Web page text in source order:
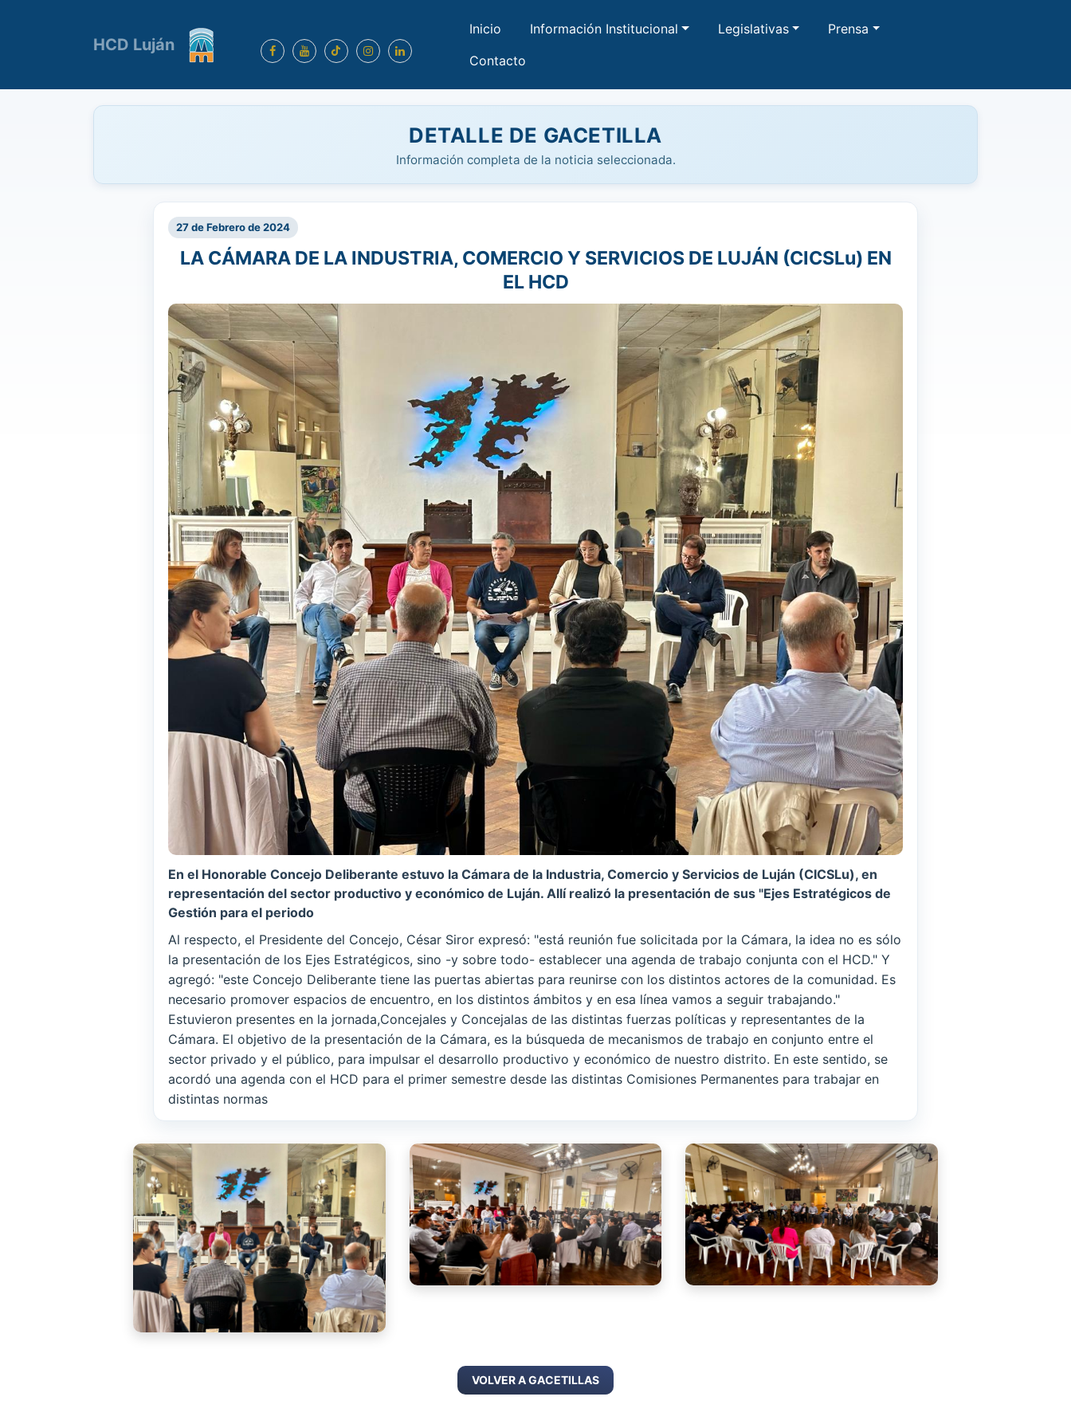
HCD Luján
Inicio Información Institucional Legislativas
Prensa
Contacto
DETALLE DE GACETILLA
Información completa de la noticia seleccionada.
27 de Febrero de 2024
LA CÁMARA DE LA INDUSTRIA, COMERCIO Y SERVICIOS DE LUJÁN (CICSLu) EN
EL HCD
En el Honorable Concejo Deliberante estuvo la Cámara de la Industria, Comercio y Servicios de Luján (CICSLu), en
representación del sector productivo y económico de Luján. Allí realizó la presentación de sus "Ejes Estratégicos de
Gestión para el periodo
Al respecto, el Presidente del Concejo, César Siror expresó: "está reunión fue solicitada por la Cámara, la idea no es sólo
la presentación de los Ejes Estratégicos, sino -y sobre todo- establecer una agenda de trabajo conjunta con el HCD." Y
agregó: "este Concejo Deliberante tiene las puertas abiertas para reunirse con los distintos actores de la comunidad. Es
necesario promover espacios de encuentro, en los distintos ámbitos y en esa línea vamos a seguir trabajando."
Estuvieron presentes en la jornada,Concejales y Concejalas de las distintas fuerzas políticas y representantes de la
Cámara. El objetivo de la presentación de la Cámara, es la búsqueda de mecanismos de trabajo en conjunto entre el
sector privado y el público, para impulsar el desarrollo productivo y económico de nuestro distrito. En este sentido, se
acordó una agenda con el HCD para el primer semestre desde las distintas Comisiones Permanentes para trabajar en
distintas normas
VOLVER A GACETILLAS